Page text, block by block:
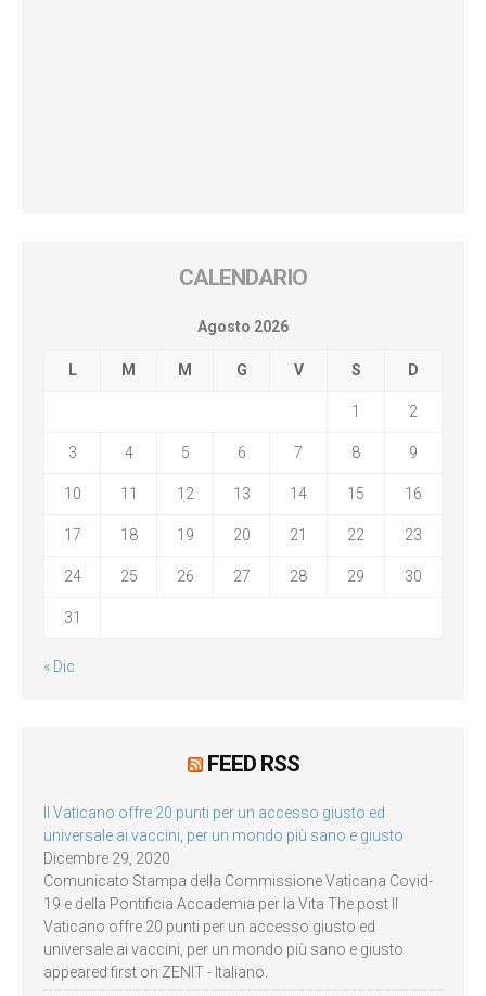
CALENDARIO
Agosto 2026
L M M G V S D
1 2
3 4 5 6 7 8 9
10 11 12 13 14 15 16
17 18 19 20 21 22 23
24 25 26 27 28 29 30
31
« Dic
FEED RSS
Il Vaticano offre 20 punti per un accesso giusto ed
universale ai vaccini, per un mondo più sano e giusto
Dicembre 29, 2020
Comunicato Stampa della Commissione Vaticana Covid-
19 e della Pontificia Accademia per la Vita The post Il
Vaticano offre 20 punti per un accesso giusto ed
universale ai vaccini, per un mondo più sano e giusto
appeared first on ZENIT - Italiano.